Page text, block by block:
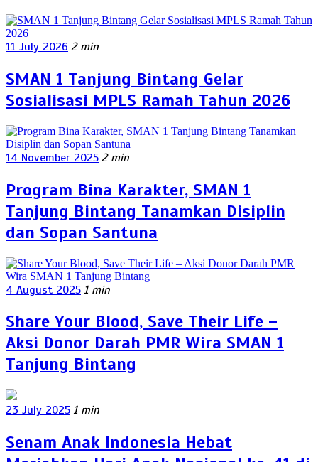
11 July 2026 2 min
SMAN 1 Tanjung Bintang Gelar
Sosialisasi MPLS Ramah Tahun 2026
14 November 2025 2 min
Program Bina Karakter, SMAN 1
Tanjung Bintang Tanamkan Disiplin
dan Sopan Santuna
4 August 2025 1 min
Share Your Blood, Save Their Life –
Aksi Donor Darah PMR Wira SMAN 1
Tanjung Bintang
23 July 2025 1 min
Senam Anak Indonesia Hebat